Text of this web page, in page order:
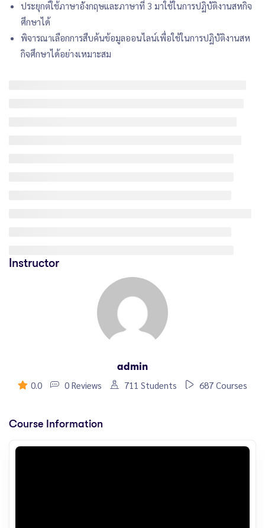
ประยุกต์ใช้ภาษาอังกฤษและภาษาที่ 3 มาใช้ในการปฏิบัติงานสหกิจ
ศึกษาได้
พิจารณาเลือกการสืบค้นข้อมูลออนไลน์เพื่อใช้ในการปฏิบัติงานสห
กิจศึกษาได้อย่างเหมาะสม
Instructor
admin
0.0
0 Reviews 711 Students 687 Courses
Course Information